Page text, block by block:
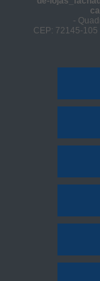
-
CEP: 72145-105